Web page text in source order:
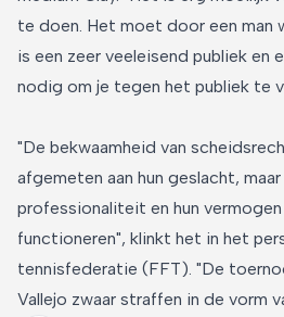
te doen. Het moet door een man
is een zeer veeleisend publiek en
nodig om je tegen het publiek te
"De bekwaamheid van
afgemeten aan hun geslacht, maar
professionaliteit en hun
functioneren", klinkt het in het
tennisfederatie (FFT). "De
Vallejo zwaar straffen in de vorm